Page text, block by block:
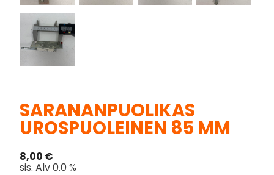
SARANANPUOLIKAS
UROSPUOLEINEN 85 MM
8,00 €
sis. Alv 0.0 %